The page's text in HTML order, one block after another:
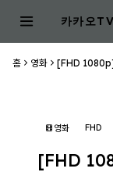
카카오TV
홈 영화 [FHD
영화 FHD
[FHD